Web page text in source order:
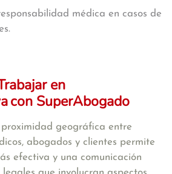
médica en casos de
en
con SuperAbogado
proximidad geográfica entre
abogados y clientes permite
efectiva y una comunicación